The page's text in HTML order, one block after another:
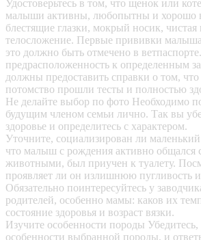
Удостоверьтесь в том, что щенок или
малыши активны, любопытны и хорошо
блестящие глазки, мокрый носик,
телосложение. Первые прививки
это должно быть отмечено в
предрасположенность к определенным
должны предоставить справки о том,
потомство прошли тесты и полностью
Не делайте выбор по фото Необходимо
будущим членом семьи лично. Так вы
здоровье и определитесь с характером.
Уточните, социализирован ли
что малыш с рождения активно общался
животными, был приучен к туалету.
проявляет ли он излишнюю пугливость
Обязательно поинтересуйтесь у
родителей, особенно мамы: каков их
состояние здоровья и возраст вязки.
Изучите особенности породы
особенности выбранной породы, и